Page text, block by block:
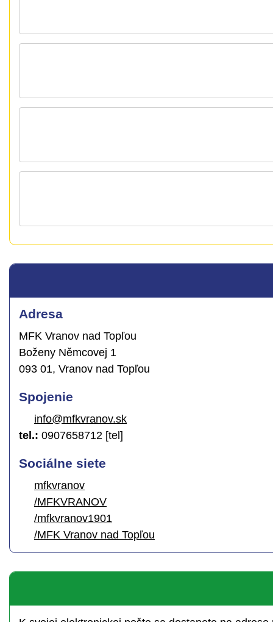
Adresa
MFK Vranov nad Topľou
Boženy Němcovej 1
093 01, Vranov nad Topľou
Spojenie
info@mfkvranov.sk
tel.: 0907658712 [tel]
Sociálne siete
mfkvranov
/MFKVRANOV
/mfkvranov1901
/MFK Vranov nad Topľou